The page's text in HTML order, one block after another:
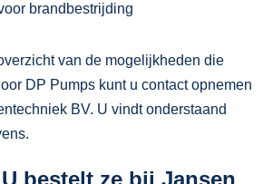
brandbestrijding
van de mogelijkheden die
DP Pumps kunt u contact opnemen
BV. U vindt onderstaand